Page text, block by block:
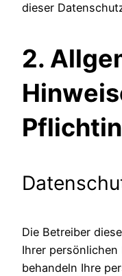
dieser
2.
Die Betreiber
Ihrer
behandeln Ihre